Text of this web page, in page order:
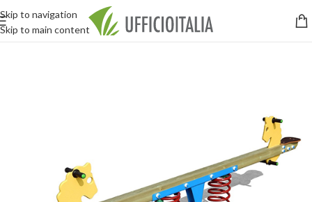
Skip to navigation
Skip to main content